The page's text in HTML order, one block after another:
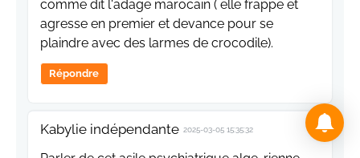
comme dit l'adage marocain ( elle frappe et
agresse en premier et devance pour se
plaindre avec des larmes de crocodile).
Répondre
Kabylie indépendante 2025-03-05 15:35:32